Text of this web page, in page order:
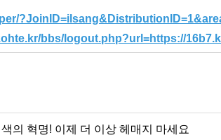
bbs/logout.php?url=https://
의 혁명! 이제 더 이상 헤매지 마세요